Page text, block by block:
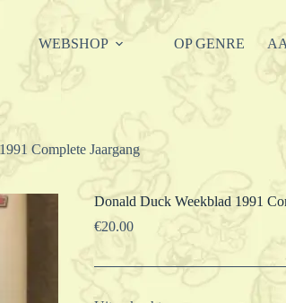
WEBSHOP OP GENRE
Complete Jaargang
Donald Duck Weekblad 1991
€20.00